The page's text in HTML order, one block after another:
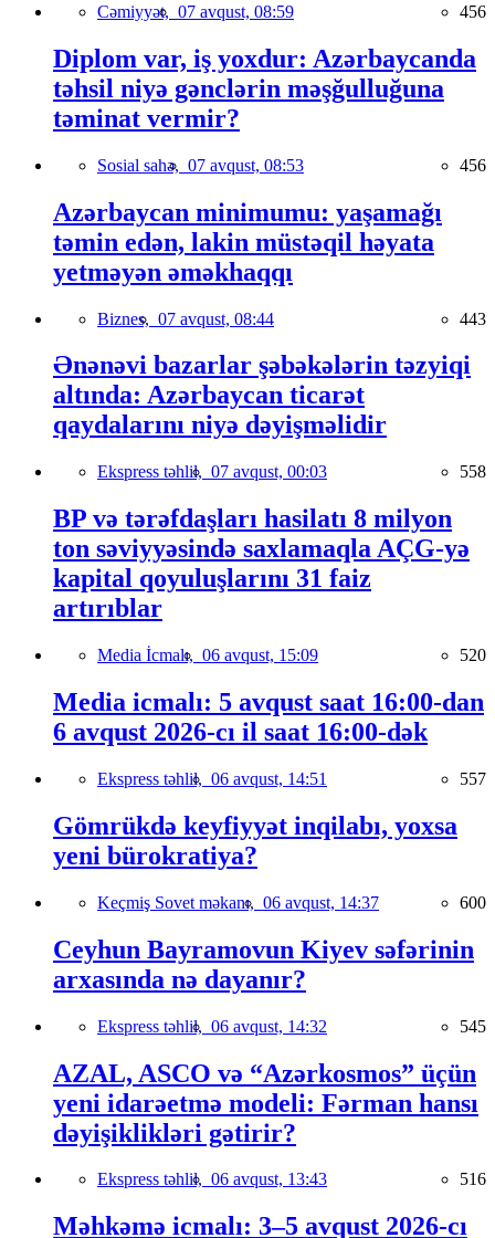
Cəmiyyət, 07 avqust, 08:59 456
Diplom var, iş yoxdur: Azərbaycanda
təhsil niyə gənclərin məşğulluğuna
təminat vermir?
Sosial sahə, 07 avqust, 08:53 456
Azərbaycan minimumu: yaşamağı
təmin edən, lakin müstəqil həyata
yetməyən əməkhaqqı
Biznes, 07 avqust, 08:44 443
Ənənəvi bazarlar şəbəkələrin təzyiqi
altında: Azərbaycan ticarət
qaydalarını niyə dəyişməlidir
Ekspress təhlil, 07 avqust, 00:03 558
BP və tərəfdaşları hasilatı 8 milyon
ton səviyyəsində saxlamaqla AÇG-yə
kapital qoyuluşlarını 31 faiz
artırıblar
Media İcmalı, 06 avqust, 15:09 520
Media icmalı: 5 avqust saat 16:00-dan
6 avqust 2026-cı il saat 16:00-dək
Ekspress təhlil, 06 avqust, 14:51 557
Gömrükdə keyfiyyət inqilabı, yoxsa
yeni bürokratiya?
Keçmiş Sovet məkanı, 06 avqust, 14:37 600
Ceyhun Bayramovun Kiyev səfərinin
arxasında nə dayanır?
Ekspress təhlil, 06 avqust, 14:32 545
AZAL, ASCO və “Azərkosmos” üçün
yeni idarəetmə modeli: Fərman hansı
dəyişiklikləri gətirir?
Ekspress təhlil, 06 avqust, 13:43 516
Məhkəmə icmalı: 3–5 avqust 2026-cı